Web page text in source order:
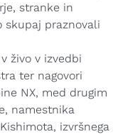
stranke in
skupaj praznovali
živo v izvedbi
ter nagovori
NX, med drugim
namestnika
izvršnega